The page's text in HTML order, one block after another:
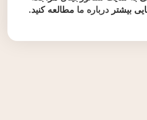
بیشتر درباره ما مطالعه کنید.